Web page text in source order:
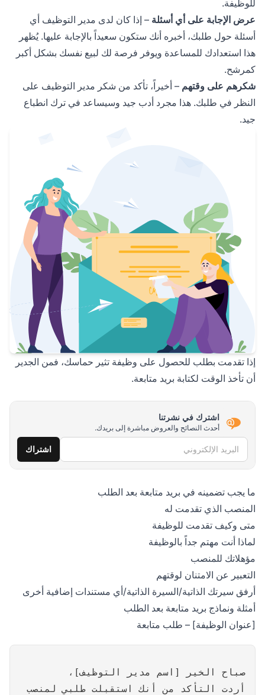
للوظيفة.
عرض الإجابة على أي أسئلة – إذا كان لدى مدير التوظيف أي
أسئلة حول طلبك، أخبره أنك ستكون سعيداً بالإجابة عليها. يُظهر
هذا استعدادك للمساعدة ويوفر فرصة لك لبيع نفسك بشكل أكبر
كمرشح.
شكرهم على وقتهم – أخيراً، تأكد من شكر مدير التوظيف على
النظر في طلبك. هذا مجرد أدب جيد وسيساعد في ترك انطباع
جيد.
إذا تقدمت بطلب للحصول على وظيفة تثير حماسك، فمن الجدير
أن تأخذ الوقت لكتابة بريد متابعة.
اشترك في نشرتنا
أحدث النصائح والعروض مباشرة إلى بريدك.
البريد الإلكتروني اشتراك
ما يجب تضمينه في بريد متابعة بعد الطلب
المنصب الذي تقدمت له
متى وكيف تقدمت للوظيفة
لماذا أنت مهتم جداً بالوظيفة
مؤهلاتك للمنصب
التعبير عن الامتنان لوقتهم
أرفق سيرتك الذاتية/السيرة الذاتية/أي مستندات إضافية أخرى
أمثلة ونماذج بريد متابعة بعد الطلب
[عنوان الوظيفة] – طلب متابعة
صباح الخير [اسم مدير التوظيف]،
أردت التأكد من أنك استقبلت طلبي لمنصب